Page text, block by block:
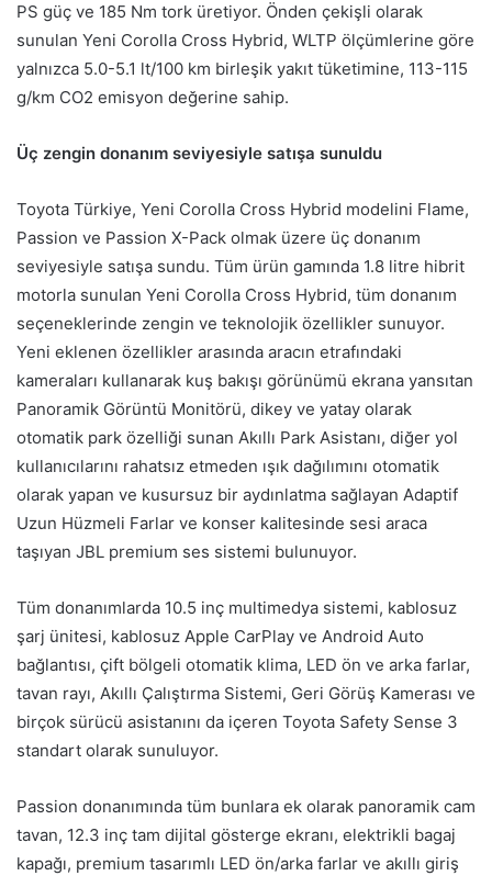
PS güç ve 185 Nm tork üretiyor. Önden çekişli olarak
sunulan Yeni Corolla Cross Hybrid, WLTP ölçümlerine göre
yalnızca 5.0-5.1 lt/100 km birleşik yakıt tüketimine, 113-115
g/km CO2 emisyon değerine sahip.
Üç zengin donanım seviyesiyle satışa sunuldu
Toyota Türkiye, Yeni Corolla Cross Hybrid modelini Flame,
Passion ve Passion X-Pack olmak üzere üç donanım
seviyesiyle satışa sundu. Tüm ürün gamında 1.8 litre hibrit
motorla sunulan Yeni Corolla Cross Hybrid, tüm donanım
seçeneklerinde zengin ve teknolojik özellikler sunuyor.
Yeni eklenen özellikler arasında aracın etrafındaki
kameraları kullanarak kuş bakışı görünümü ekrana yansıtan
Panoramik Görüntü Monitörü, dikey ve yatay olarak
otomatik park özelliği sunan Akıllı Park Asistanı, diğer yol
kullanıcılarını rahatsız etmeden ışık dağılımını otomatik
olarak yapan ve kusursuz bir aydınlatma sağlayan Adaptif
Uzun Hüzmeli Farlar ve konser kalitesinde sesi araca
taşıyan JBL premium ses sistemi bulunuyor.
Tüm donanımlarda 10.5 inç multimedya sistemi, kablosuz
şarj ünitesi, kablosuz Apple CarPlay ve Android Auto
bağlantısı, çift bölgeli otomatik klima, LED ön ve arka farlar,
tavan rayı, Akıllı Çalıştırma Sistemi, Geri Görüş Kamerası ve
birçok sürücü asistanını da içeren Toyota Safety Sense 3
standart olarak sunuluyor.
Passion donanımında tüm bunlara ek olarak panoramik cam
tavan, 12.3 inç tam dijital gösterge ekranı, elektrikli bagaj
kapağı, premium tasarımlı LED ön/arka farlar ve akıllı giriş